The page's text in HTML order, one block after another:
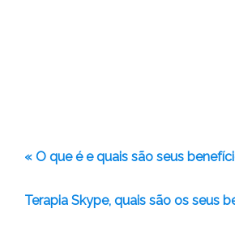
« O que é e quais são seus
Terapia Skype, quais são os seus